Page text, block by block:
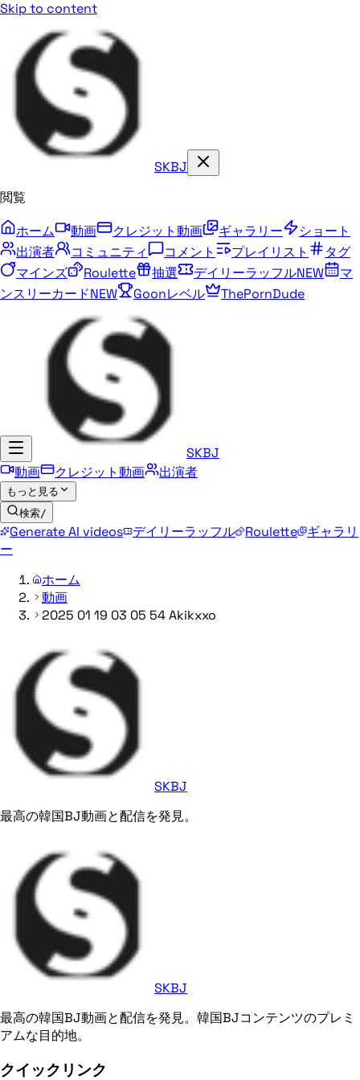
Skip to content
SKBJ
閲覧
ホーム
動画 クレジット動画 ギャラリー
ショート
出演者
コミュニティ コメント プレイリスト
タグ
マインズ
Roulette 抽選 デイリーラッフルNEW
マ
ンスリーカードNEW Goonレベル ThePornDude
SKBJ
動画
クレジット動画 出演者
もっと見る
検索/
Generate AI videos デイリーラッフル Roulette
ギャラリ
ー
ホーム
動画
2025 01 19 03 05 54 Akikxxo
SKBJ
最高の韓国BJ動画と配信を発見。
SKBJ
最高の韓国BJ動画と配信を発見。韓国BJコンテンツのプレミ
アムな目的地。
クイックリンク